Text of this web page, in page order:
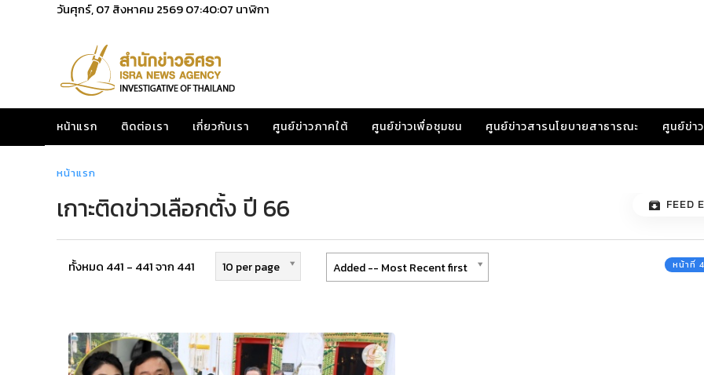
วันศุกร์, 07 สิงหาคม 256907:40:07 นาฬิกา
หน้าแรก ติดต่อเรา เกี่ยวกับเรา ศูนย์ข่าวภาคใต้ ศูนย์ข่าวเพื่อชุมชน ศูนย์ข่าวสารนโยบายสาธารณะ ศูนย์ข่า
หน้าแรก
FEED
เกาะติดข่าวเลือกตั้ง ปี 66
ทั้งหมด 441 - 441 จาก 441 10 per page Added -- Most Recent first หน้าที่